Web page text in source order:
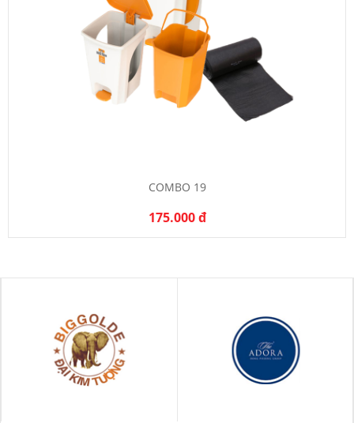
COMBO 19
175.000 đ